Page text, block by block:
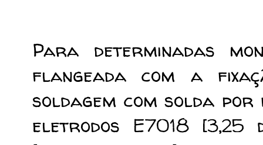
Para determinadas
flangeada com a
soldagem com solda por
eletrodos E7018 [3,25